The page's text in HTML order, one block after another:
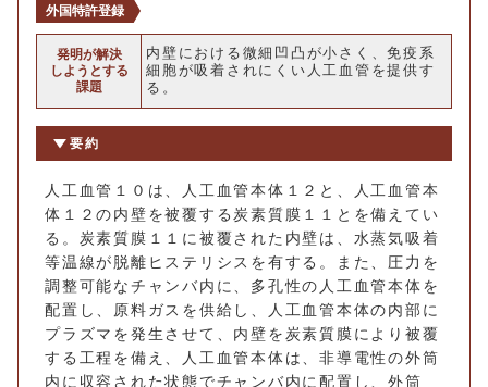
外国特許登録
発明が解決
しようとする
課題
内壁における微細凹凸が小さく、免疫系
細胞が吸着されにくい人工血管を提供す
る。
要約
人工血管１０は、人工血管本体１２と、人工血管本
体１２の内壁を被覆する炭素質膜１１とを備えてい
る。炭素質膜１１に被覆された内壁は、水蒸気吸着
等温線が脱離ヒステリシスを有する。また、圧力を
調整可能なチャンバ内に、多孔性の人工血管本体を
配置し、原料ガスを供給し、人工血管本体の内部に
プラズマを発生させて、内壁を炭素質膜により被覆
する工程を備え、人工血管本体は、非導電性の外筒
内に収容された状態でチャンバ内に配置し、外筒